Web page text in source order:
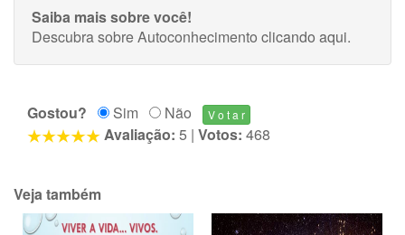
Saiba mais sobre você!
Descubra sobre Autoconhecimento clicando aqui.
Gostou? Sim
Não
Avaliação: 5 | Votos: 468
Veja também